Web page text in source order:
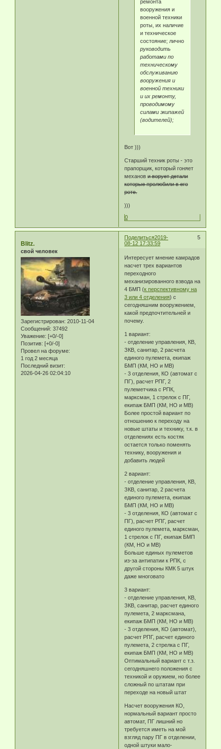
ремонта
вооружения и
военной техники
роты, их наличие
и техническое
состояние; лично
руководить
работами по
техническому
обслуживанию
вооружения и
военной техники
и их ремонту,
проводимому
силами экипажей
(водителей);
Вот )))
Старший техник роты - это
прапорщик, который гоняет
механови ворует детали
которые пролюбили в его
роте.
)))
0
Поделиться 5
2019-
08-12 17:33:59
Blitz.
свой человек
Зарегистрирован: 2010-11-04
Сообщений: 37492
Уважение: [+0/-0]
Позитив: [+0/-0]
Провел на форуме:
1 год 2 месяца
Последний визит:
2026-04-26 02:04:10
Интересует мнение камрадов
насчет трех вариантов
переходного
механизированного взвода на
4 БМП (к перспективному на
3 или 4 отделения) с
сегодняшним вооружением,
какой предпочтительней и
почему.
1 вариант:
- отделение управления, КВ,
ЗКВ, санитар, 2 расчета
единого пулемета, екипаж
БМП (КМ, НО и МВ)
- 3 отделения, КО (автомат с
ПГ), расчет РПГ, 2
пулеметчика с РПК,
марксман, 1 стрелок с ПГ,
екипаж БМП (КМ, НО и МВ)
Более простой вариант по
отношению к переходу на
новые штаты и технику, т.к. в
отделениях есть костяк
остается только поменять
технику, вооружения и
добавить людей
2 вариант:
- отделение управления, КВ,
ЗКВ, санитар, 2 расчета
единого пулемета, екипаж
БМП (КМ, НО и МВ)
- 3 отделения, КО (автомат с
ПГ), расчет РПГ, расчет
единого пулемета, марксман,
1 стрелок с ПГ, екипаж БМП
(КМ, НО и МВ)
Больше единых пулеметов
из-за антипатии к РПК, с
другой стороны КМК 5 штук
даже многовато
3 вариант:
- отделение управления, КВ,
ЗКВ, санитар, расчет единого
пулемета, 2 марксмана,
екипаж БМП (КМ, НО и МВ)
- 3 отделения, КО (автомат),
расчет РПГ, расчет единого
пулемета, 2 стрелка с ПГ,
екипаж БМП (КМ, НО и МВ)
Оптимальный вариант с т.з.
сегодняшнего положения с
техникой и оружием, но более
сложный по штатам при
переходе на новый штат
Насчет вооружения КО,
нормальный вариант просто
автомат, ПГ лишний но
требуется иметь на мой
взгляд пару ПГ в отделении,
одной штуки мало-